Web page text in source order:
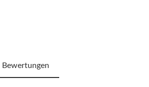
Bewertungen